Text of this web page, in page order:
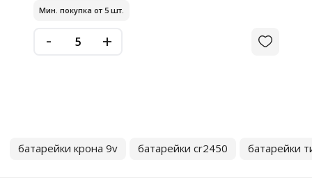
Мин. покупка от 5 шт.
- +
батарейки крона 9v батарейки cr2450 батарейки